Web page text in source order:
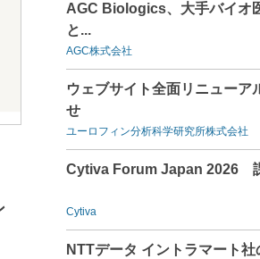
AGC Biologics、大手バイオ
と...
AGC株式会社
ウェブサイト全面リニューア
せ
ユーロフィン分析科学研究所株式会社
Cytiva Forum Japan 2026
Cytiva
NTTデータ イントラマート社